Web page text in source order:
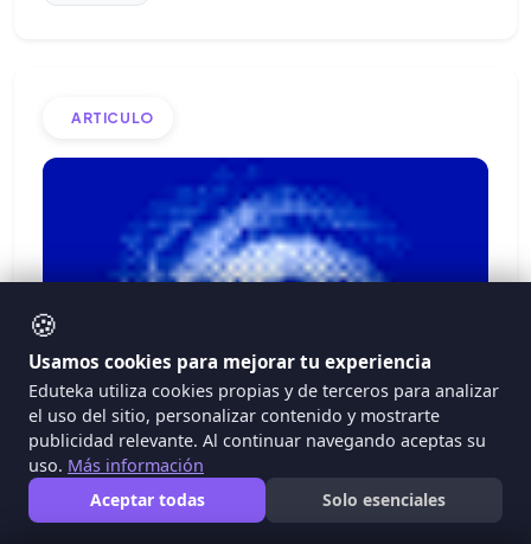
ARTICULO
🍪
Usamos cookies para mejorar tu experiencia
Eduteka utiliza cookies propias y de terceros para analizar
el uso del sitio, personalizar contenido y mostrarte
publicidad relevante. Al continuar navegando aceptas su
uso. Más información
Aceptar todas
Solo esenciales